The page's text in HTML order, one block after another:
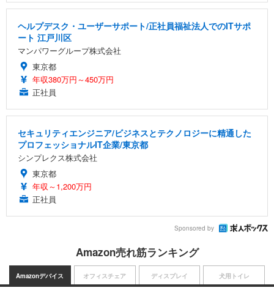
ヘルプデスク・ユーザーサポート/正社員福祉法人でのITサポ
ート 江戸川区
マンパワーグループ株式会社
東京都
年収380万円～450万円
正社員
セキュリティエンジニア/ビジネスとテクノロジーに精通した
プロフェッショナルIT企業/東京都
シンプレクス株式会社
東京都
年収～1,200万円
正社員
Sponsored by
Amazon売れ筋ランキング
Amazonデバイス オフィスチェア ディスプレイ 犬用トイレ